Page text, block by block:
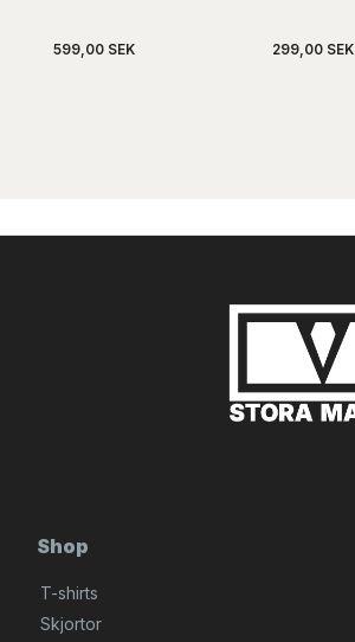
599,00 SEK 299,00 SEK
Shop
T-shirts
Skjortor